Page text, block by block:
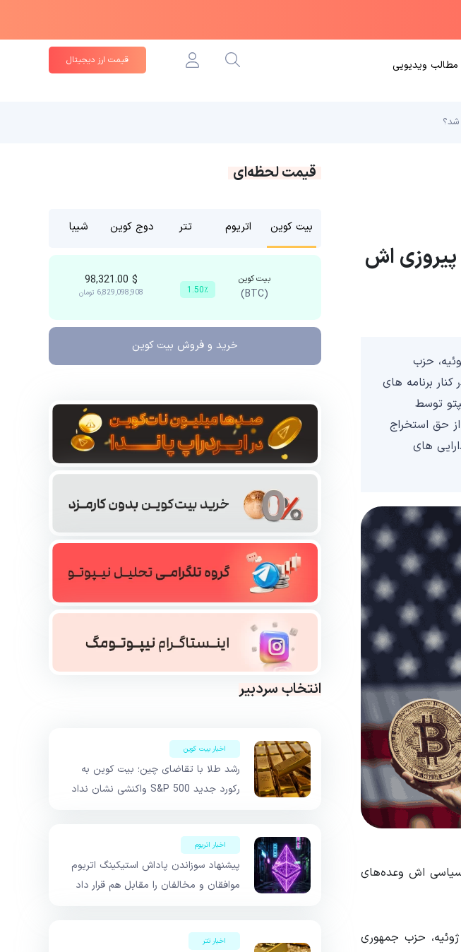
مطالب ویدیویی
قیمت ارز دیجیتال
اش
تلاش برای جذب رای‌دهندگان کریپتو، رمزارز را هدف قرار داده است. در 7 ژوئیه، حزب
برنامه های
توسط
حق استخراج
های
جمهوری‌خواه ریاست‌جمهوری سال 2024، در زندگی سیاسی اش وعده‌های
امسال، ترامپ در تلاش برای جذب رای‌دهندگان کریپتو، رمزارز را هدف قرار داده است. در 7 ژوئیه، حزب جمهوری
قیمت لحظه‌ای
بیت کوین اتریوم تتر دوج کوین شیبا
بیت کوین
(BTC) 1.50٪
$
6,829,098,908 تومان
خرید و فروش بیت کوین
انتخاب سردبیر
اخبار بیت کوین
رشد طلا با تقاضای چین؛ بیت کوین به
رکورد جدید S&P 500 واکنشی نشان نداد
اخبار اتریوم
پیشنهاد سوزاندن پاداش استیکینگ اتریوم
موافقان و مخالفان را مقابل هم قرار داد
اخبار تتر